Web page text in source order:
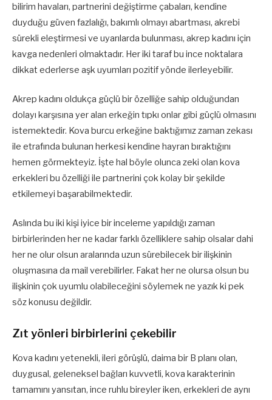
bilirim havaları, partnerini değiştirme çabaları, kendine
duyduğu güven fazlalığı, bakımlı olmayı abartması, akrebi
sürekli eleştirmesi ve uyarılarda bulunması, akrep kadını için
kavga nedenleri olmaktadır. Her iki taraf bu ince noktalara
dikkat ederlerse aşk uyumları pozitif yönde ilerleyebilir.
Akrep kadını oldukça güçlü bir özelliğe sahip olduğundan
dolayı karşısına yer alan erkeğin tıpkı onlar gibi güçlü olmasını
istemektedir. Kova burcu erkeğine baktığımız zaman zekası
ile etrafında bulunan herkesi kendine hayran bıraktığını
hemen görmekteyiz. İşte hal böyle olunca zeki olan kova
erkekleri bu özelliği ile partnerini çok kolay bir şekilde
etkilemeyi başarabilmektedir.
Aslında bu iki kişi iyice bir inceleme yapıldığı zaman
birbirlerinden her ne kadar farklı özelliklere sahip olsalar dahi
her ne olur olsun aralarında uzun sürebilecek bir ilişkinin
oluşmasına da mail verebilirler. Fakat her ne olursa olsun bu
ilişkinin çok uyumlu olabileceğini söylemek ne yazık ki pek
söz konusu değildir.
Zıt yönleri birbirlerini çekebilir
Kova kadını yetenekli, ileri görüşlü, daima bir B planı olan,
duygusal, geleneksel bağları kuvvetli, kova karakterinin
tamamını yansıtan, ince ruhlu bireyler iken, erkekleri de aynı